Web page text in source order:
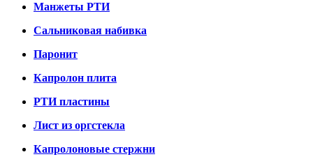
Манжеты РТИ
Сальниковая набивка
Паронит
Капролон плита
РТИ пластины
Лист из оргстекла
Капролоновые стержни